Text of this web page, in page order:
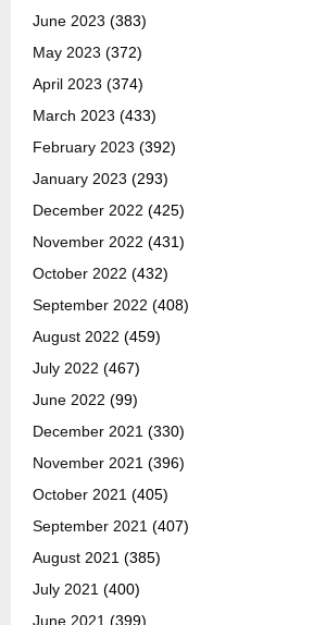
June 2023 (383)
May 2023 (372)
April 2023 (374)
March 2023 (433)
February 2023 (392)
January 2023 (293)
December 2022 (425)
November 2022 (431)
October 2022 (432)
September 2022 (408)
August 2022 (459)
July 2022 (467)
June 2022 (99)
December 2021 (330)
November 2021 (396)
October 2021 (405)
September 2021 (407)
August 2021 (385)
July 2021 (400)
June 2021 (399)